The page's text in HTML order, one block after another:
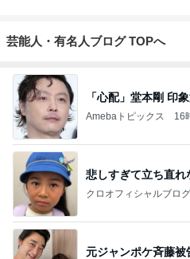
芸能人・有名人ブログ TOPへ
「心配」堂本剛 印
Amebaトピックス 16
悲しすぎて立ち直れ
クロオフィシャルブロ
元ジャンポケ斉藤